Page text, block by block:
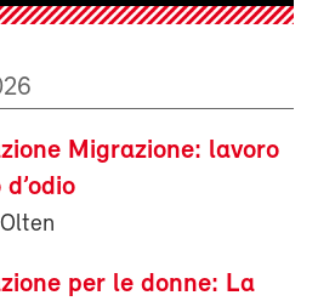
Migrazione: lavoro
per le donne: La